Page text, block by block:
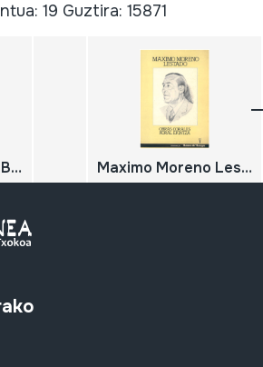
19 Guztira: 15871
La puerta abierta. Baladas vascas e internacionales Maximo Moreno Lestado. Obras corales, Koral Ekintza